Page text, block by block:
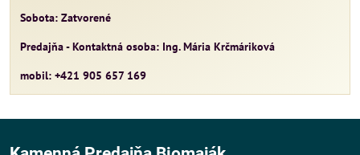
Sobota: Zatvorené
Predajňa - Kontaktná osoba: Ing. Mária Krčmáriková
mobil: +421 905 657 169